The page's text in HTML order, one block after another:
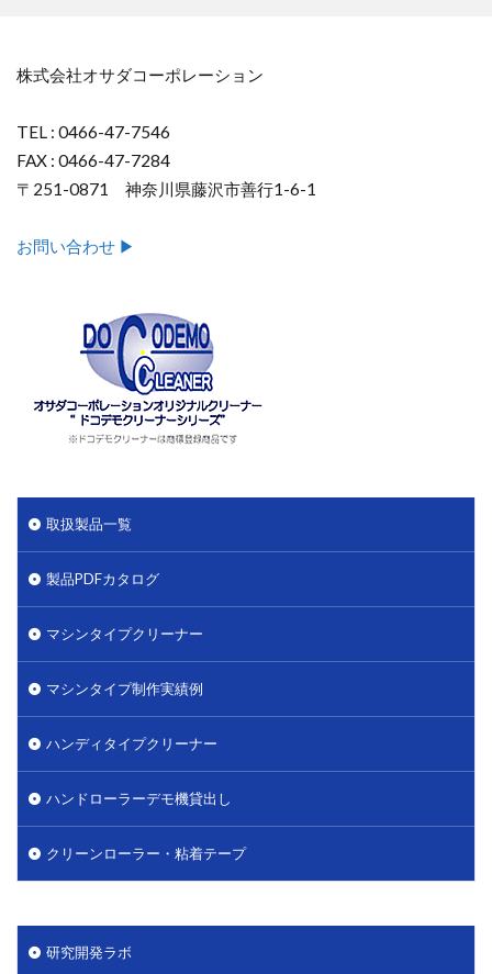
株式会社オサダコーポレーション
TEL : 0466-47-7546
FAX : 0466-47-7284
〒251-0871 神奈川県藤沢市善行1-6-1
お問い合わせ ▶︎
取扱製品一覧
製品PDFカタログ
マシンタイプクリーナー
マシンタイプ制作実績例
ハンディタイプクリーナー
ハンドローラーデモ機貸出し
クリーンローラー・粘着テープ
研究開発ラボ